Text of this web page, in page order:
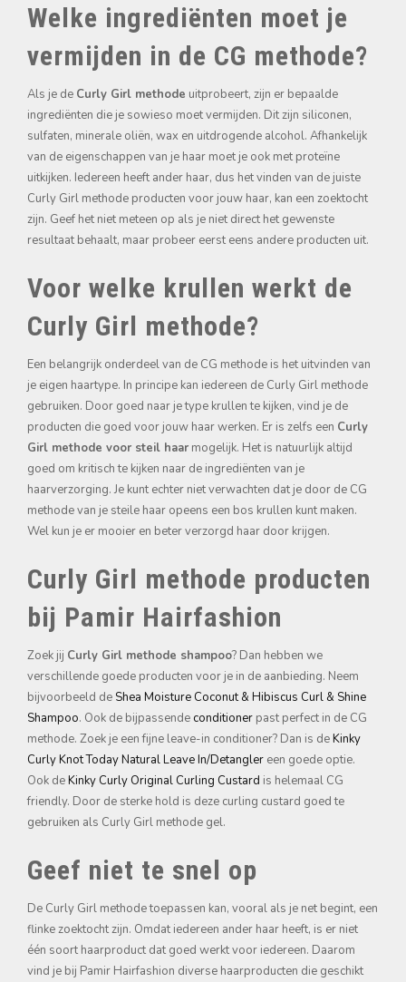
Welke ingrediënten moet je
vermijden in de CG methode?
Als je de Curly Girl methode uitprobeert, zijn er bepaalde
ingrediënten die je sowieso moet vermijden. Dit zijn siliconen,
sulfaten, minerale oliën, wax en uitdrogende alcohol. Afhankelijk
van de eigenschappen van je haar moet je ook met proteïne
uitkijken. Iedereen heeft ander haar, dus het vinden van de juiste
Curly Girl methode producten voor jouw haar, kan een zoektocht
zijn. Geef het niet meteen op als je niet direct het gewenste
resultaat behaalt, maar probeer eerst eens andere producten uit.
Voor welke krullen werkt de
Curly Girl methode?
Een belangrijk onderdeel van de CG methode is het uitvinden van
je eigen haartype. In principe kan iedereen de Curly Girl methode
gebruiken. Door goed naar je type krullen te kijken, vind je de
producten die goed voor jouw haar werken. Er is zelfs een Curly
Girl methode voor steil haar mogelijk. Het is natuurlijk altijd
goed om kritisch te kijken naar de ingrediënten van je
haarverzorging. Je kunt echter niet verwachten dat je door de CG
methode van je steile haar opeens een bos krullen kunt maken.
Wel kun je er mooier en beter verzorgd haar door krijgen.
Curly Girl methode producten
bij Pamir Hairfashion
Zoek jij Curly Girl methode shampoo? Dan hebben we
verschillende goede producten voor je in de aanbieding. Neem
bijvoorbeeld de Shea Moisture Coconut & Hibiscus Curl & Shine
Shampoo. Ook de bijpassende conditioner past perfect in de CG
methode. Zoek je een fijne leave-in conditioner? Dan is deKinky
Curly Knot Today Natural Leave In/Detangler een goede optie.
Ook deKinky Curly Original Curling Custard is helemaal CG
friendly. Door de sterke hold is deze curling custard goed te
gebruiken als Curly Girl methode gel.
Geef niet te snel op
De Curly Girl methode toepassen kan, vooral als je net begint, een
flinke zoektocht zijn. Omdat iedereen ander haar heeft, is er niet
één soort haarproduct dat goed werkt voor iedereen. Daarom
vind je bij Pamir Hairfashion diverse haarproducten die geschikt